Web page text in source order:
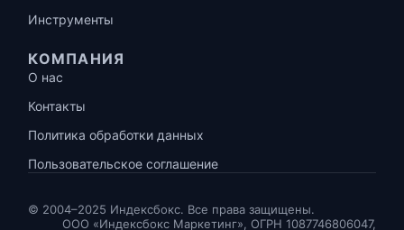
Инструменты
КОМПАНИЯ
О нас
Контакты
Политика обработки данных
Пользовательское соглашение
© 2004–2025 Индексбокс. Все права защищены.
ООО «Индексбокс Маркетинг», ОГРН 1087746806047,